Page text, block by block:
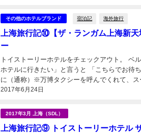
その他のホテルブランド 宿泊記 海外旅行
上海旅行記⑩【ザ・ランガム上海新
ー
2017年6月24日
トイストーリーホテルをチェックアウト。 ベ
ホテルに行きたい」と言うと 「こちらでお待
に（通称）※万博タクシーを呼んでくれて、
2017年3月 上海（SDL）
上海旅行記⑨ トイストーリーホテル